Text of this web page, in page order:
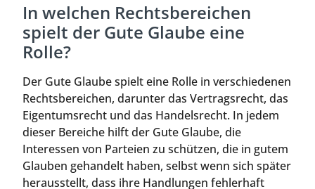
In welchen Rechtsbereichen
spielt der Gute Glaube eine
Rolle?
Der Gute Glaube spielt eine Rolle in verschiedenen
Rechtsbereichen, darunter das Vertragsrecht, das
Eigentumsrecht und das Handelsrecht. In jedem
dieser Bereiche hilft der Gute Glaube, die
Interessen von Parteien zu schützen, die in gutem
Glauben gehandelt haben, selbst wenn sich später
herausstellt, dass ihre Handlungen fehlerhaft